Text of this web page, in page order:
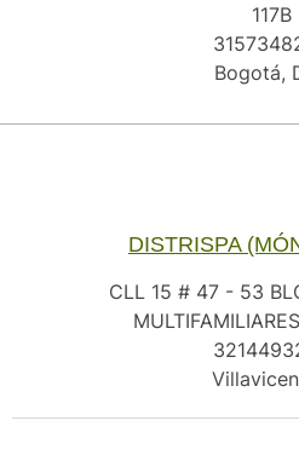
117B
Bogotá,
DISTRISPA
CLL 15 # 47 - 53